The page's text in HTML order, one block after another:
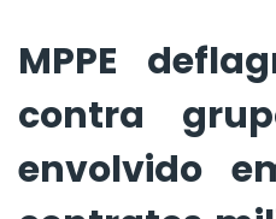
empresas
fachada
MPPE
contra
envolvido